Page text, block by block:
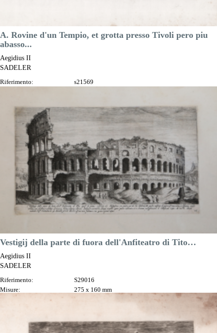
A. Rovine d'un Tempio, et grotta presso Tivoli pero piu
abasso...
Aegidius II
SADELER
Riferimento:
s21569
Luogo di Stampa:
Prezzo
100,00 €
DESCRIZIONE
Vestigij della parte di fuora dell'Anfiteatro di Tito…
Aegidius II
SADELER
Riferimento:
S29016
Misure:
275 x 160 mm
260,00 €